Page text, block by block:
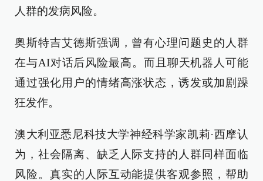
人群的发病风险。
奥斯特吉艾德斯强调，曾有心理问题史的人群
在与AI对话后风险最高。而且聊天机器人可能
通过强化用户的情绪高涨状态，诱发或加剧躁
狂发作。
澳大利亚悉尼科技大学神经科学家凯莉·西摩认
为，社会隔离、缺乏人际支持的人群同样面临
风险。真实的人际互动能提供客观参照，帮助